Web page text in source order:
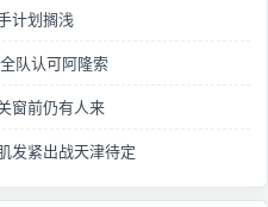
计划搁浅
队认可阿隆索
窗前仍有人来
发紧出战天津待定